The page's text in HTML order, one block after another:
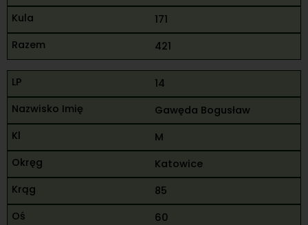
171
421
14
Gawęda Bogusław
M
Katowice
85
60